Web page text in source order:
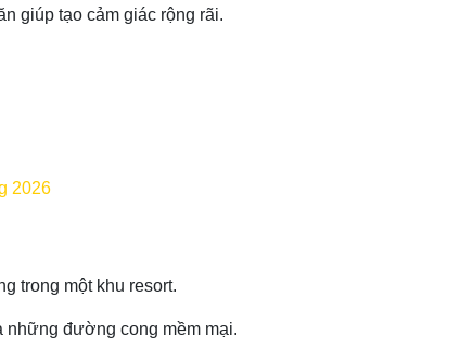
giúp tạo cảm giác rộng rãi.
2026
trong một khu resort.
những đường cong mềm mại.